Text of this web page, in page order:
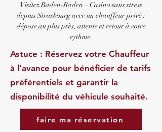
Visitez Baden-Baden – Casino sans stress
depuis Strasbourg avec un chauffeur privé :
dépose au plus près, attente et retour à votre
rythme.
Astuce : Réservez votre Chauffeur
à l'avance pour bénéficier de tarifs
préférentiels et garantir la
disponibilité du véhicule souhaité.
faire ma réservation